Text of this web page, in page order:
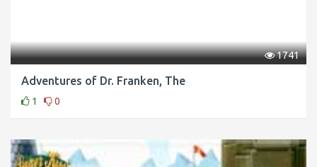
1741
Adventures of Dr. Franken, The
1 0